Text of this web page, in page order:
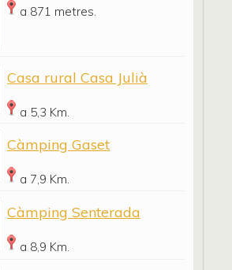
a 871 metres.
Casa rural Casa Julià
a 5,3 Km.
Càmping Gaset
a 7,9 Km.
Càmping Senterada
a 8,9 Km.